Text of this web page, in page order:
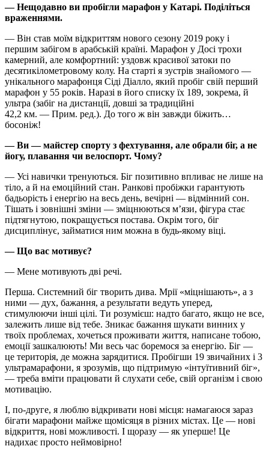
— Нещодавно ви пробігли марафон у Катарі. Поділіться
враженнями.
— Він став моїм відкриттям нового сезону 2019 року і
першим забігом в арабській країні. Марафон у Досі трохи
камерний, але комфортний: уздовж красивої затоки по
десятикілометровому колу. На старті я зустрів знайомого —
унікального марафонця Сіді Діалло, який пробіг свій перший
марафон у 55 років. Наразі в його списку їх 189, зокрема, й
ультра (забіг на дистанції, довші за традиційні
42,2 км. — Прим. ред.). До того ж він завжди біжить…
босоніж!
— Ви — майстер спорту з фехтування, але обрали біг, а не
йогу, плавання чи велоспорт. Чому?
— Усі навички тренуються. Біг позитивно впливає не лише на
тіло, а й на емоційний стан. Ранкові пробіжки гарантують
бадьорість і енергію на весь день, вечірні — відмінний сон.
Тішать і зовнішні зміни — зміцнюються м’язи, фігура стає
підтягнутою, покращується постава. Окрім того, біг
дисциплінує, займатися ним можна в будь-якому віці.
— Що вас мотивує?
— Мене мотивують дві речі.
Перша. Системний біг творить дива. Мрії «міцнішають», а з
ними — дух, бажання, а результати ведуть уперед,
стимулюючи інші цілі. Ти розумієш: надто багато, якщо не все,
залежить лише від тебе. Зникає бажання шукати винних у
твоїх проблемах, хочеться проживати життя, написане тобою,
емоції зашкалюють! Ми весь час боремося за енергію. Біг —
це територія, де можна зарядитися. Пробігши 19 звичайних і 3
ультрамарафони, я зрозумів, що підтримую «інтуїтивний біг»,
— треба вміти працювати й слухати себе, свій організм і свою
мотивацію.
І, по-друге, я люблю відкривати нові місця: намагаюся зараз
бігати марафони майже щомісяця в різних містах. Це — нові
відкриття, нові можливості. І щоразу — як уперше! Це
надихає просто неймовірно!